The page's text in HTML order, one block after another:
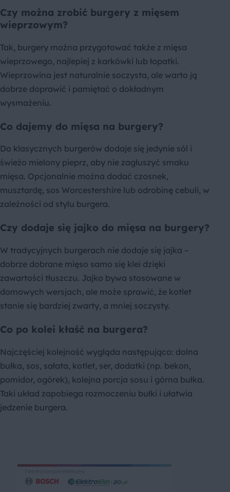
Czy można zrobić burgery z mięsem
wieprzowym?
Tak, burgery można przygotować także z mięsa
wieprzowego, najlepiej z karkówki lub łopatki.
Wieprzowina jest naturalnie soczysta, ale warto ją
dobrze doprawić i pamiętać o dokładnym
wysmażeniu.
Co dajemy do mięsa na burgery?
Do klasycznych burgerów dodaje się jedynie sól i
świeżo mielony pieprz, aby nie zagłuszyć smaku
mięsa. Opcjonalnie można dodać czosnek,
musztardę, sos Worcestershire lub odrobinę cebuli, w
zależności od stylu burgera.
Czy dodaje się jajko do mięsa na burgery?
W tradycyjnych burgerach nie dodaje się jajka –
dobrze dobrane mięso samo się klei dzięki
zawartości tłuszczu. Jajko bywa stosowane w
domowych wersjach, ale może sprawić, że kotlet
stanie się bardziej zwarty, a mniej soczysty.
Co po kolei kłaść na burgera?
Najczęściej kolejność wygląda następująco: dolna
bułka, sos, sałata, kotlet, ser, dodatki (np. bekon,
pomidor, ogórek), kolejna porcja sosu i górna bułka.
Taki układ zapobiega rozmoczeniu bułki i ułatwia
jedzenie burgera.